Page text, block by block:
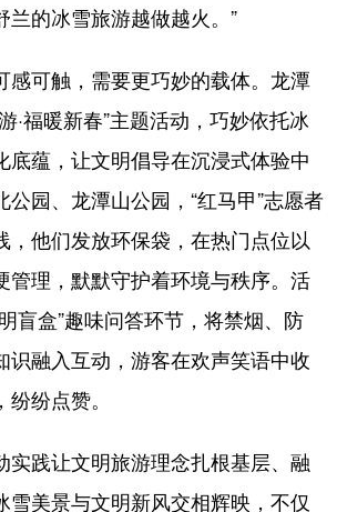
兰的冰雪旅游越做越火。”
可触，需要更巧妙的载体。龙潭
·福暖新春”主题活动，巧妙依托冰
底蕴，让文明倡导在沉浸式体验中
园、龙潭山公园，“红马甲”志愿者
，他们发放环保袋，在热门点位以
管理，默默守护着环境与秩序。活
盲盒”趣味问答环节，将禁烟、防
识融入互动，游客在欢声笑语中收
纷点赞。
践让文明旅游理念扎根基层、融
雪美景与文明新风交相辉映，不仅